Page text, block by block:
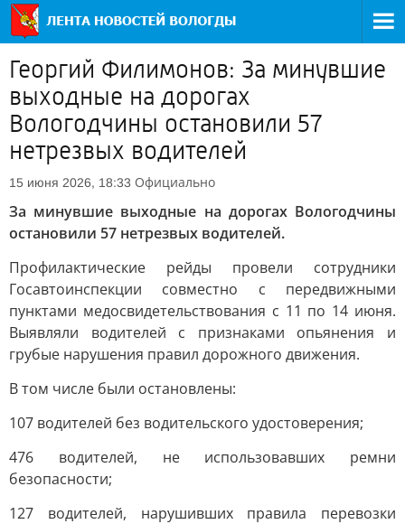
Георгий Филимонов: За минувшие
выходные на дорогах
Вологодчины остановили 57
нетрезвых водителей
15 июня 2026, 18:33 Официально
За минувшие выходные на дорогах Вологодчины
остановили 57 нетрезвых водителей.
Профилактические рейды провели сотрудники
Госавтоинспекции совместно с передвижными
пунктами медосвидетельствования с 11 по 14 июня.
Выявляли водителей с признаками опьянения и
грубые нарушения правил дорожного движения.
В том числе были остановлены:
107 водителей без водительского удостоверения;
476 водителей, не использовавших ремни
безопасности;
127 водителей, нарушивших правила перевозки